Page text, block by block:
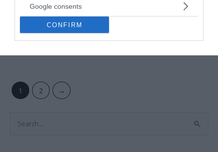
Google consents
CONFIRM
Hűtőmágnes
BUDAPEST SÁRGA
HŰTŐMÁGNES
Értékelés:
1.000Ft
BUDAPEST SZÍNES
Értékelés:
1.000Ft
1 2 →